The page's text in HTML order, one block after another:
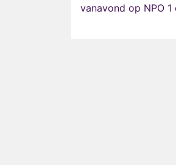
vanavond op NPO 1